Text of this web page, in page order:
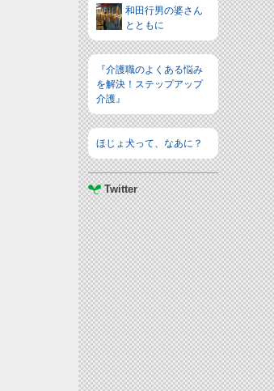
和田行男の婆さん
とともに
『介護職のよくある悩み
を解決！ステップアップ
介護』
ほじょ犬って、なあに？
Twitter